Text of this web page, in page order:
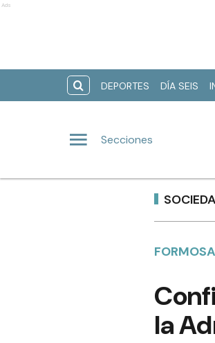
Ads
DEPORTES DÍA SEIS
Secciones
FORMOSA
la